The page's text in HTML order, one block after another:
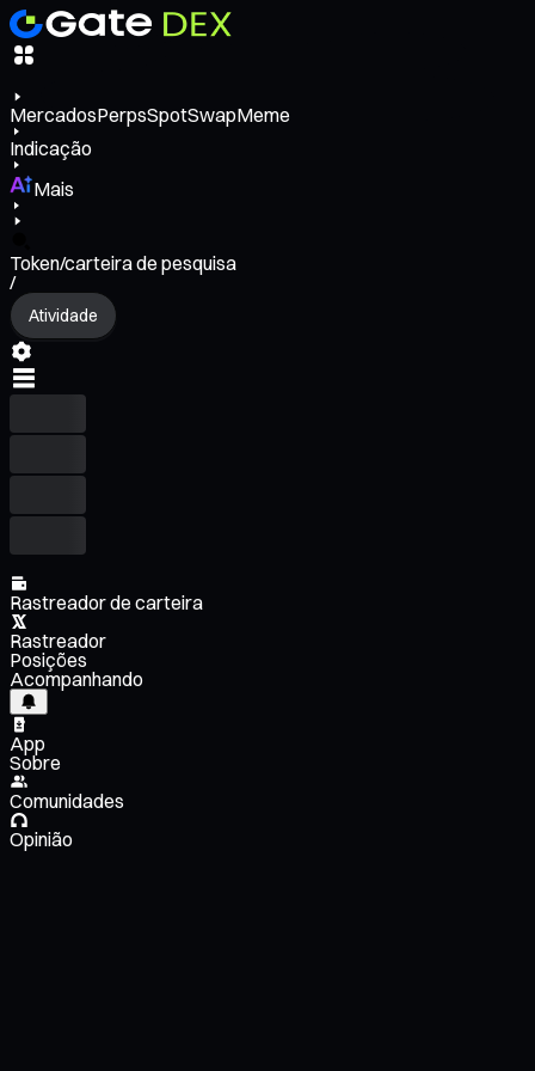
MercadosPerpsSpotSwapMeme
Indicação
Mais
Token/carteira de pesquisa
/
Atividade
Rastreador de carteira
Rastreador
Posições
Acompanhando
App
Sobre
Comunidades
Opinião